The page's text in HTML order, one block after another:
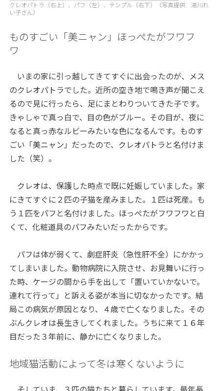
クレオパトラ（右上）、パフ（左）、テンプル（右下）（写真提供 湯川れ
い子さん）
ものすごい「美ニャン」ほっぺたがフワフ
ワ
いまの家に引っ越してきてすぐに出会ったのが、メス
のクレオパトラでした。近所の空き地で鳴き声が聞こえ
るので見に行ったら、足にまとわりついてきた子です。
きゃしゃで真っ白で、目の色がブルー。その目が、夜に
なると真っ赤なルビーみたいな色になるんです。ものす
ごい「美ニャン」だったので、クレオパトラと名付けま
した（笑）。
クレオは、保護した時点で既に妊娠していました。家
にきてすぐに２匹の子猫を産みました。１匹は死産。も
う１匹をパフと名付けました。ほっぺたがフワフワと白
くて、化粧道具のパフみたいだったからです。
パフは体が弱くて、劇症肝炎（急性肝不全）にかかっ
てしまいました。動物病院に入院させ、お見舞いに行っ
た時、ケージの間から手を出して「置いていかないで。
連れて行って」と訴える姿が本当に切なかったです。結
局この病気が原因となり、４歳で亡くなりました。その
ぶんクレオは長生きしてくれました。うちに来て１６年
目だった３年前に、静かに亡くなりました。
地域猫活動によって冬は寒くないように